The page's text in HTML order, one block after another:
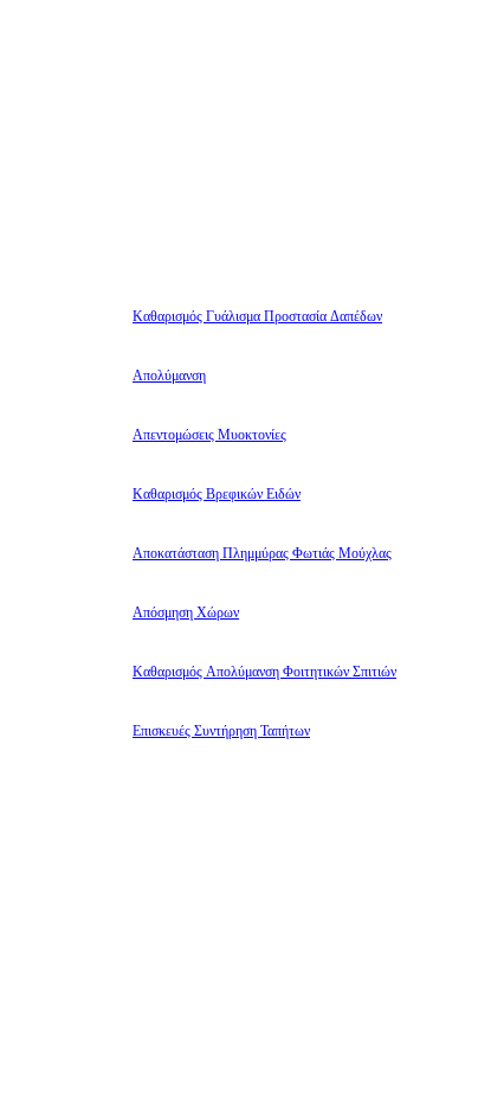
Καθαρισμός Γυάλισμα Προστασία Δαπέδων
Απολύμανση
Απεντομώσεις Μυοκτονίες
Καθαρισμός Βρεφικών Ειδών
Αποκατάσταση Πλημμύρας Φωτιάς Μούχλας
Απόσμηση Χώρων
Καθαρισμός Απολύμανση Φοιτητικών Σπιτιών
Επισκευές Συντήρηση Ταπήτων